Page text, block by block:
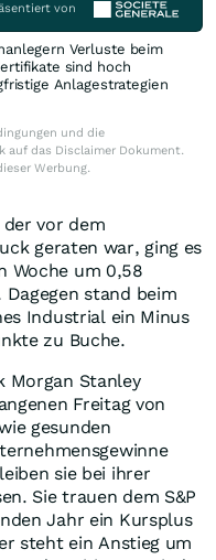
von
Verluste beim
sind hoch
Anlagestrategien
und die
auf das Disclaimer Dokument.
Werbung.
vor dem
geraten war, ging es
Woche um 0,58
stand beim
Industrial ein Minus
zu Buche.
Morgan Stanley
Freitag von
gesunden
sie bei ihrer
Sie trauen dem S&P
Jahr ein Kursplus
steht ein Anstieg um